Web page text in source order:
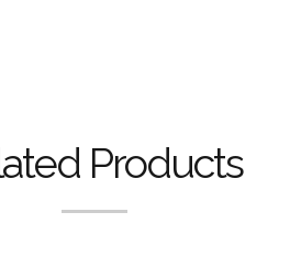
Products